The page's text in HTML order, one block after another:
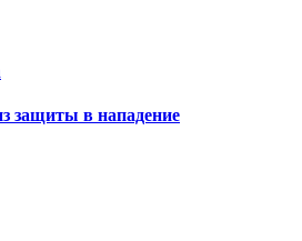
защиты в нападение